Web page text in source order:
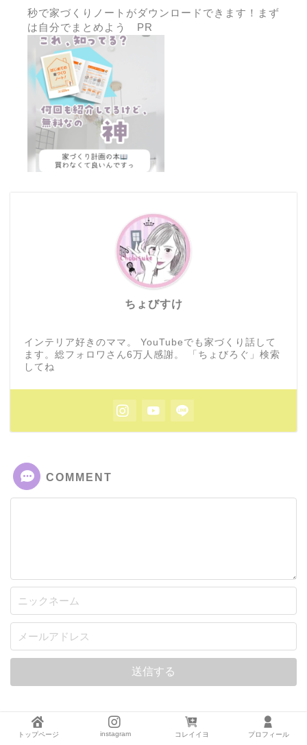
秒で家づくりノートがダウンロードできます！まず
は自分でまとめよう PR
ちょびすけ
インテリア好きのママ。 YouTubeでも家づくり話して
ます。総フォロワさん6万人感謝。 「ちょびろぐ」検索
してね
COMMENT
おしゃれな子供用食事椅子“moi モイ”を
トップページ instagram コレイイヨ プロフィール